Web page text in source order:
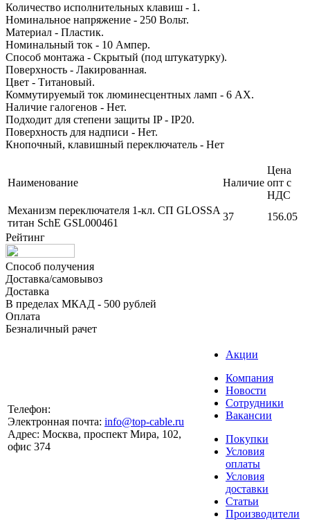
Количество исполнительных клавиш - 1.
Номинальное напряжение - 250 Вольт.
Материал - Пластик.
Номинальный ток - 10 Ампер.
Способ монтажа - Скрытый (под штукатурку).
Поверхность - Лакированная.
Цвет - Титановый.
Коммутируемый ток люминесцентных ламп - 6 AX.
Наличие галогенов - Нет.
Подходит для степени защиты IP - IP20.
Поверхность для надписи - Нет.
Кнопочный, клавишный переключатель - Нет
Наименование Наличие
Цена
опт с
НДС
Механизм переключателя 1-кл. СП GLOSSA
титан SchE GSL000461
37
156.05
Рейтинг
Способ получения
Доставка/самовывоз
Доставка
В пределах МКАД - 500 рублей
Оплата
Безналичный рачет
Телефон:
Электронная почта: info@top-cable.ru
Адрес: Москва, проспект Мира, 102,
офис 374
Акции
Компания
Новости
Сотрудники
Вакансии
Покупки
Условия
оплаты
Условия
доставки
Статьи
Производители